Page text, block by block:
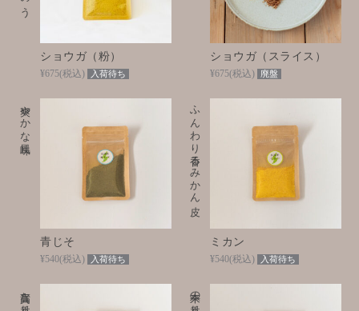
ショウガ（粉）
¥675(税込) 入荷待ち
ショウガ（スライス）
¥675(税込) 廃盤
青じそ
爽やかな風味
¥540(税込) 入荷待ち
ミカン
ふんわり香るみかん皮
¥540(税込) 入荷待ち
高貴な香り 本来の香り